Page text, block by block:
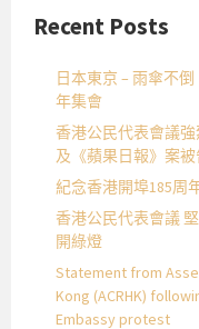
Recent Posts
日本東京 – 雨傘不
年集會
香港公民代表會議
及《蘋果日報》案
紀念香港開埠185周
香港公民代表會議
開綠燈
Statement from
Kong (ACRHK)
Embassy protest